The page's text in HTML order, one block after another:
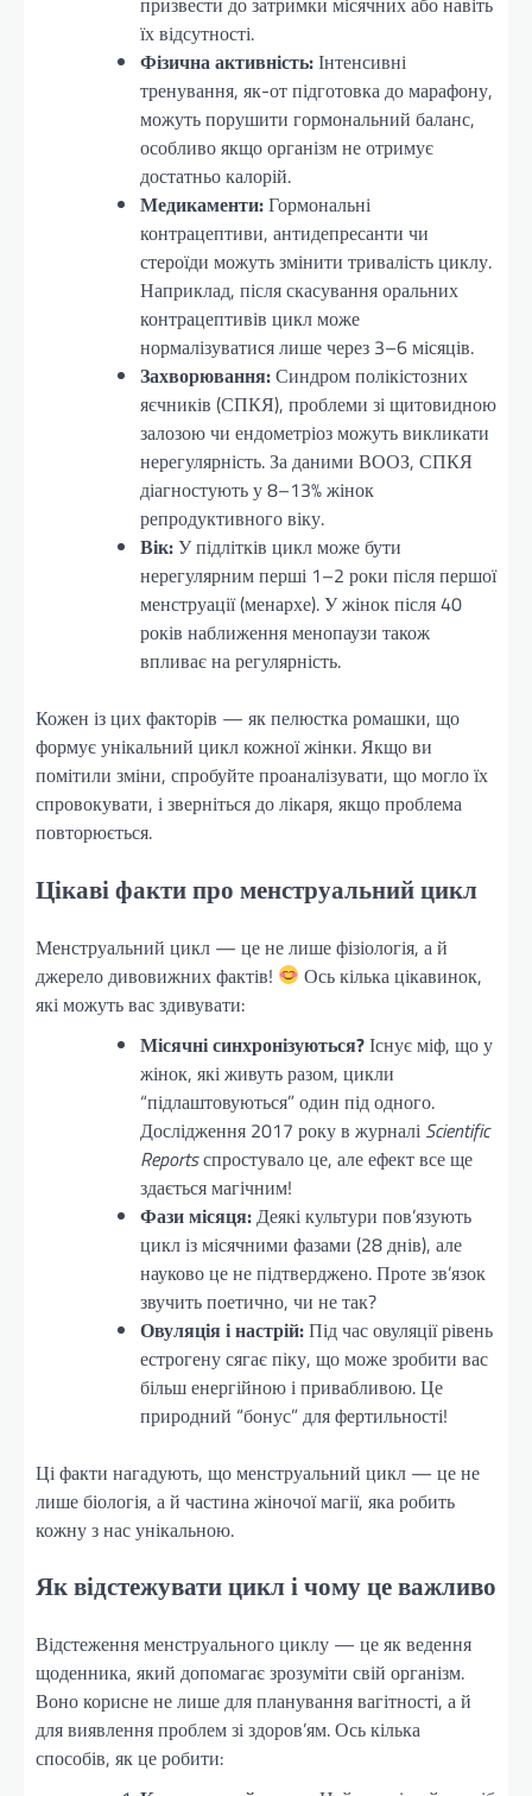
їх відсутності.
Фізична активність:Інтенсивні
тренування, як-от підготовка до марафону,
можуть порушити гормональний баланс,
особливо якщо організм не отримує
достатньо калорій.
Медикаменти:Гормональні
контрацептиви, антидепресанти чи
стероїди можуть змінити тривалість циклу.
Наприклад, після скасування оральних
контрацептивів цикл може
нормалізуватися лише через 3–6 місяців.
Захворювання:Синдром полікістозних
яєчників (СПКЯ), проблеми зі щитовидною
залозою чи ендометріоз можуть викликати
нерегулярність. За даними ВООЗ, СПКЯ
діагностують у 8–13% жінок
репродуктивного віку.
Вік:У підлітків цикл може бути
нерегулярним перші 1–2 роки після першої
менструації (менархе). У жінок після 40
років наближення менопаузи також
впливає на регулярність.
Кожен із цих факторів — як пелюстка ромашки, що
формує унікальний цикл кожної жінки. Якщо ви
помітили зміни, спробуйте проаналізувати, що могло їх
спровокувати, і зверніться до лікаря, якщо проблема
повторюється.
Цікаві факти про менструальний цикл
Менструальний цикл — це не лише фізіологія, а й
джерело дивовижних фактів!
Ось кілька цікавинок,
які можуть вас здивувати:
Місячні синхронізуються?Існує міф, що у
жінок, які живуть разом, цикли
“підлаштовуються” один під одного.
Дослідження 2017 року в журналі Scientific
Reportsспростувало це, але ефект все ще
здається магічним!
Фази місяця:Деякі культури пов’язують
цикл із місячними фазами (28 днів), але
науково це не підтверджено. Проте зв’язок
звучить поетично, чи не так?
Овуляція і настрій:Під час овуляції рівень
естрогену сягає піку, що може зробити вас
більш енергійною і привабливою. Це
природний “бонус” для фертильності!
Ці факти нагадують, що менструальний цикл — це не
лише біологія, а й частина жіночої магії, яка робить
кожну з нас унікальною.
Як відстежувати цикл і чому це важливо
Відстеження менструального циклу — це як ведення
щоденника, який допомагає зрозуміти свій організм.
Воно корисне не лише для планування вагітності, а й
для виявлення проблем зі здоров’ям. Ось кілька
способів, як це робити: